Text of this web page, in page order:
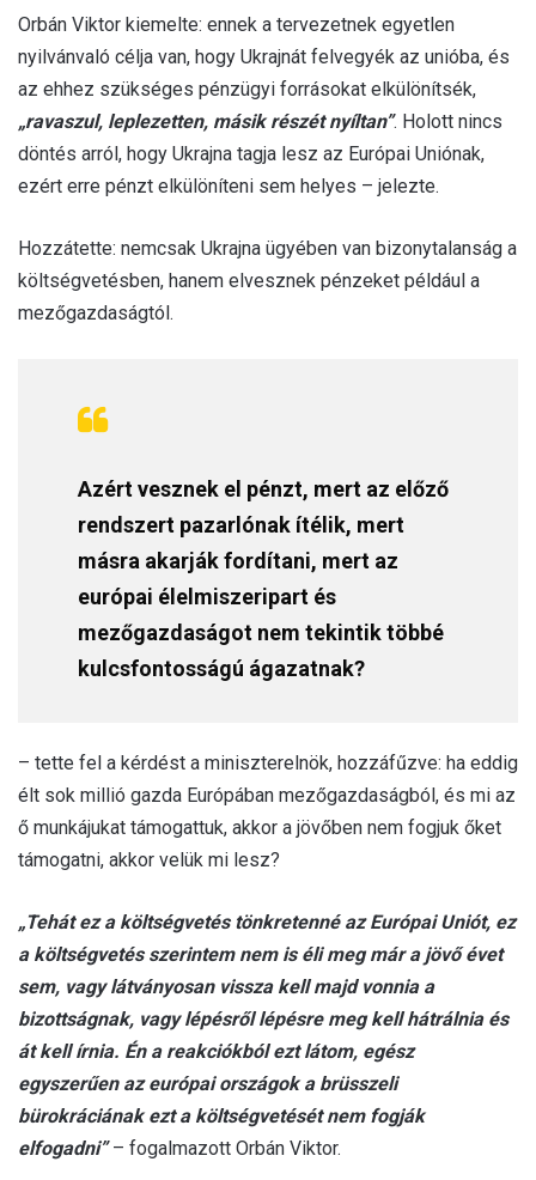
Orbán Viktor kiemelte: ennek a tervezetnek egyetlen
nyilvánvaló célja van, hogy Ukrajnát felvegyék az unióba, és
az ehhez szükséges pénzügyi forrásokat elkülönítsék,
„ravaszul, leplezetten, másik részét nyíltan”. Holott nincs
döntés arról, hogy Ukrajna tagja lesz az Európai Uniónak,
ezért erre pénzt elkülöníteni sem helyes – jelezte.
Hozzátette: nemcsak Ukrajna ügyében van bizonytalanság a
költségvetésben, hanem elvesznek pénzeket például a
mezőgazdaságtól.
Azért vesznek el pénzt, mert az előző
rendszert pazarlónak ítélik, mert
másra akarják fordítani, mert az
európai élelmiszeripart és
mezőgazdaságot nem tekintik többé
kulcsfontosságú ágazatnak?
– tette fel a kérdést a miniszterelnök, hozzáfűzve: ha eddig
élt sok millió gazda Európában mezőgazdaságból, és mi az
ő munkájukat támogattuk, akkor a jövőben nem fogjuk őket
támogatni, akkor velük mi lesz?
„Tehát ez a költségvetés tönkretenné az Európai Uniót, ez
a költségvetés szerintem nem is éli meg már a jövő évet
sem, vagy látványosan vissza kell majd vonnia a
bizottságnak, vagy lépésről lépésre meg kell hátrálnia és
át kell írnia. Én a reakciókból ezt látom, egész
egyszerűen az európai országok a brüsszeli
bürokráciának ezt a költségvetését nem fogják
elfogadni” – fogalmazott Orbán Viktor.